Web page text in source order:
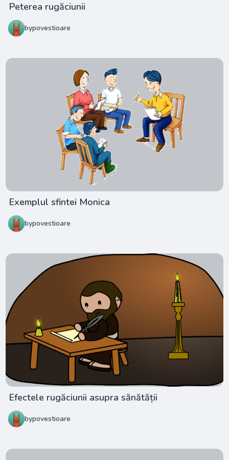
Peterea rugăciunii
bypovestioare
Exemplul sfintei Monica
bypovestioare
Efectele rugăciunii asupra sănătății
bypovestioare